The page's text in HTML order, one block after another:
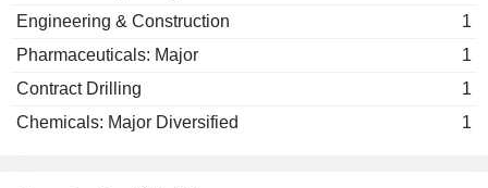
Engineering & Construction
1
Pharmaceuticals: Major
1
Contract Drilling
1
Chemicals: Major Diversified
1